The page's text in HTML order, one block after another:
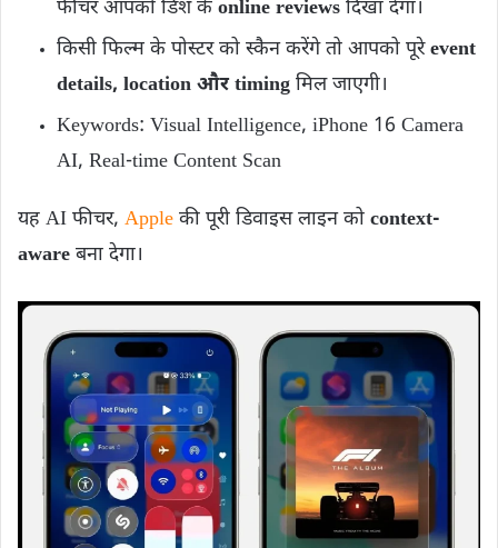
फीचर आपको डिश के online reviews दिखा देगा।
किसी फिल्म के पोस्टर को स्कैन करेंगे तो आपको पूरेevent
details, location और timing मिल जाएगी।
Keywords: Visual Intelligence, iPhone 16 Camera
AI, Real-time Content Scan
यह AI फीचर, Apple की पूरी डिवाइस लाइन को context-
aware बना देगा।